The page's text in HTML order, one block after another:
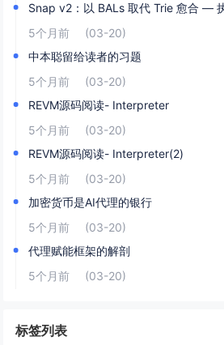
Snap v2：以 BALs 取代 Trie 愈合 —
5个月前
(03-20)
中本聪留给读者的习题
5个月前
(03-20)
REVM源码阅读- Interpreter
5个月前
(03-20)
REVM源码阅读- Interpreter(2)
5个月前
(03-20)
加密货币是AI代理的银行
5个月前
(03-20)
代理赋能框架的解剖
5个月前
(03-20)
标签列表